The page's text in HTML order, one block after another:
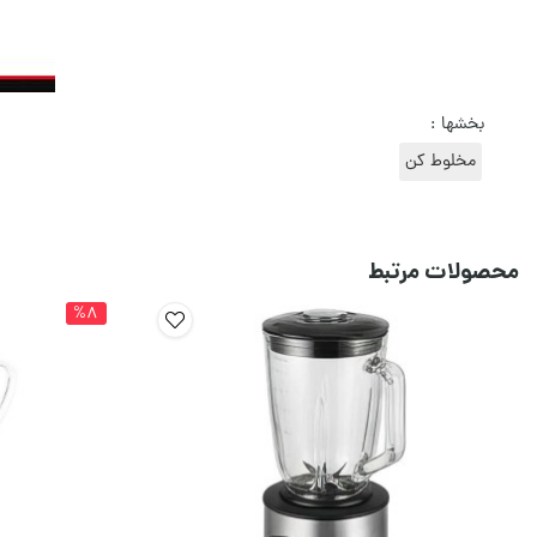
بخشها :
مخلوط کن
محصولات مرتبط
%8